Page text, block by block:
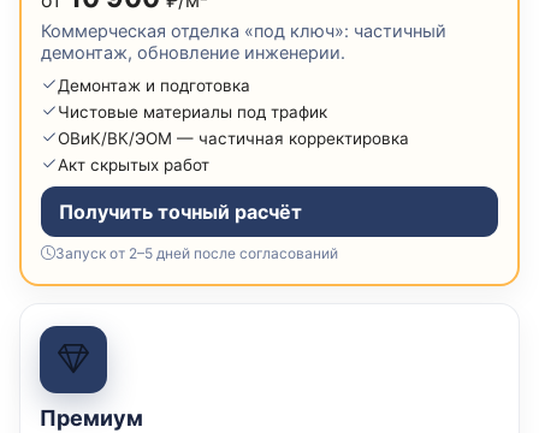
Коммерческая отделка «под ключ»: частичный
демонтаж, обновление инженерии.
Демонтаж и подготовка
Чистовые материалы под трафик
ОВиК/ВК/ЭОМ — частичная корректировка
Акт скрытых работ
Получить точный расчёт
Запуск от 2–5 дней после согласований
Премиум